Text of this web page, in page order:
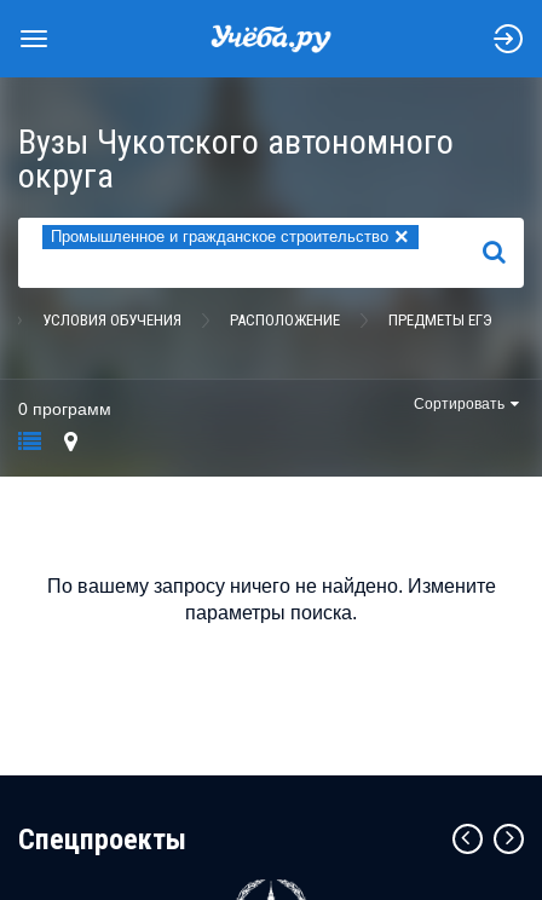
Вузы Чукотского автономного
округа
Промышленное и гражданское строительство ×
НАЙТИ
УСЛОВИЯ ОБУЧЕНИЯ РАСПОЛОЖЕНИЕ ПРЕДМЕТЫ ЕГЭ
0 программ Сортировать
По вашему запросу ничего не найдено. Измените
параметры поиска.
Cпецпроекты